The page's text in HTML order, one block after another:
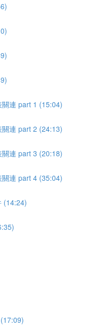
連 part 1 (15:04)
連 part 2 (24:13)
連 part 3 (20:18)
連 part 4 (35:04)
(14:24)